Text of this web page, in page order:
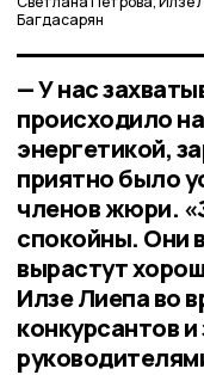
Багдасарян
— У нас
происходило
энергетикой,
приятно было
членов жюри.
спокойны. Они
вырастут
Илзе Лиепа во
конкурсантов